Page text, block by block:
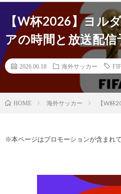
【W杯2026】ヨル
アの時間と放送配信
2026.06.18 海外サッカー
HOME 海外サッカー 【W杯
※本ページはプロモーションが含まれ